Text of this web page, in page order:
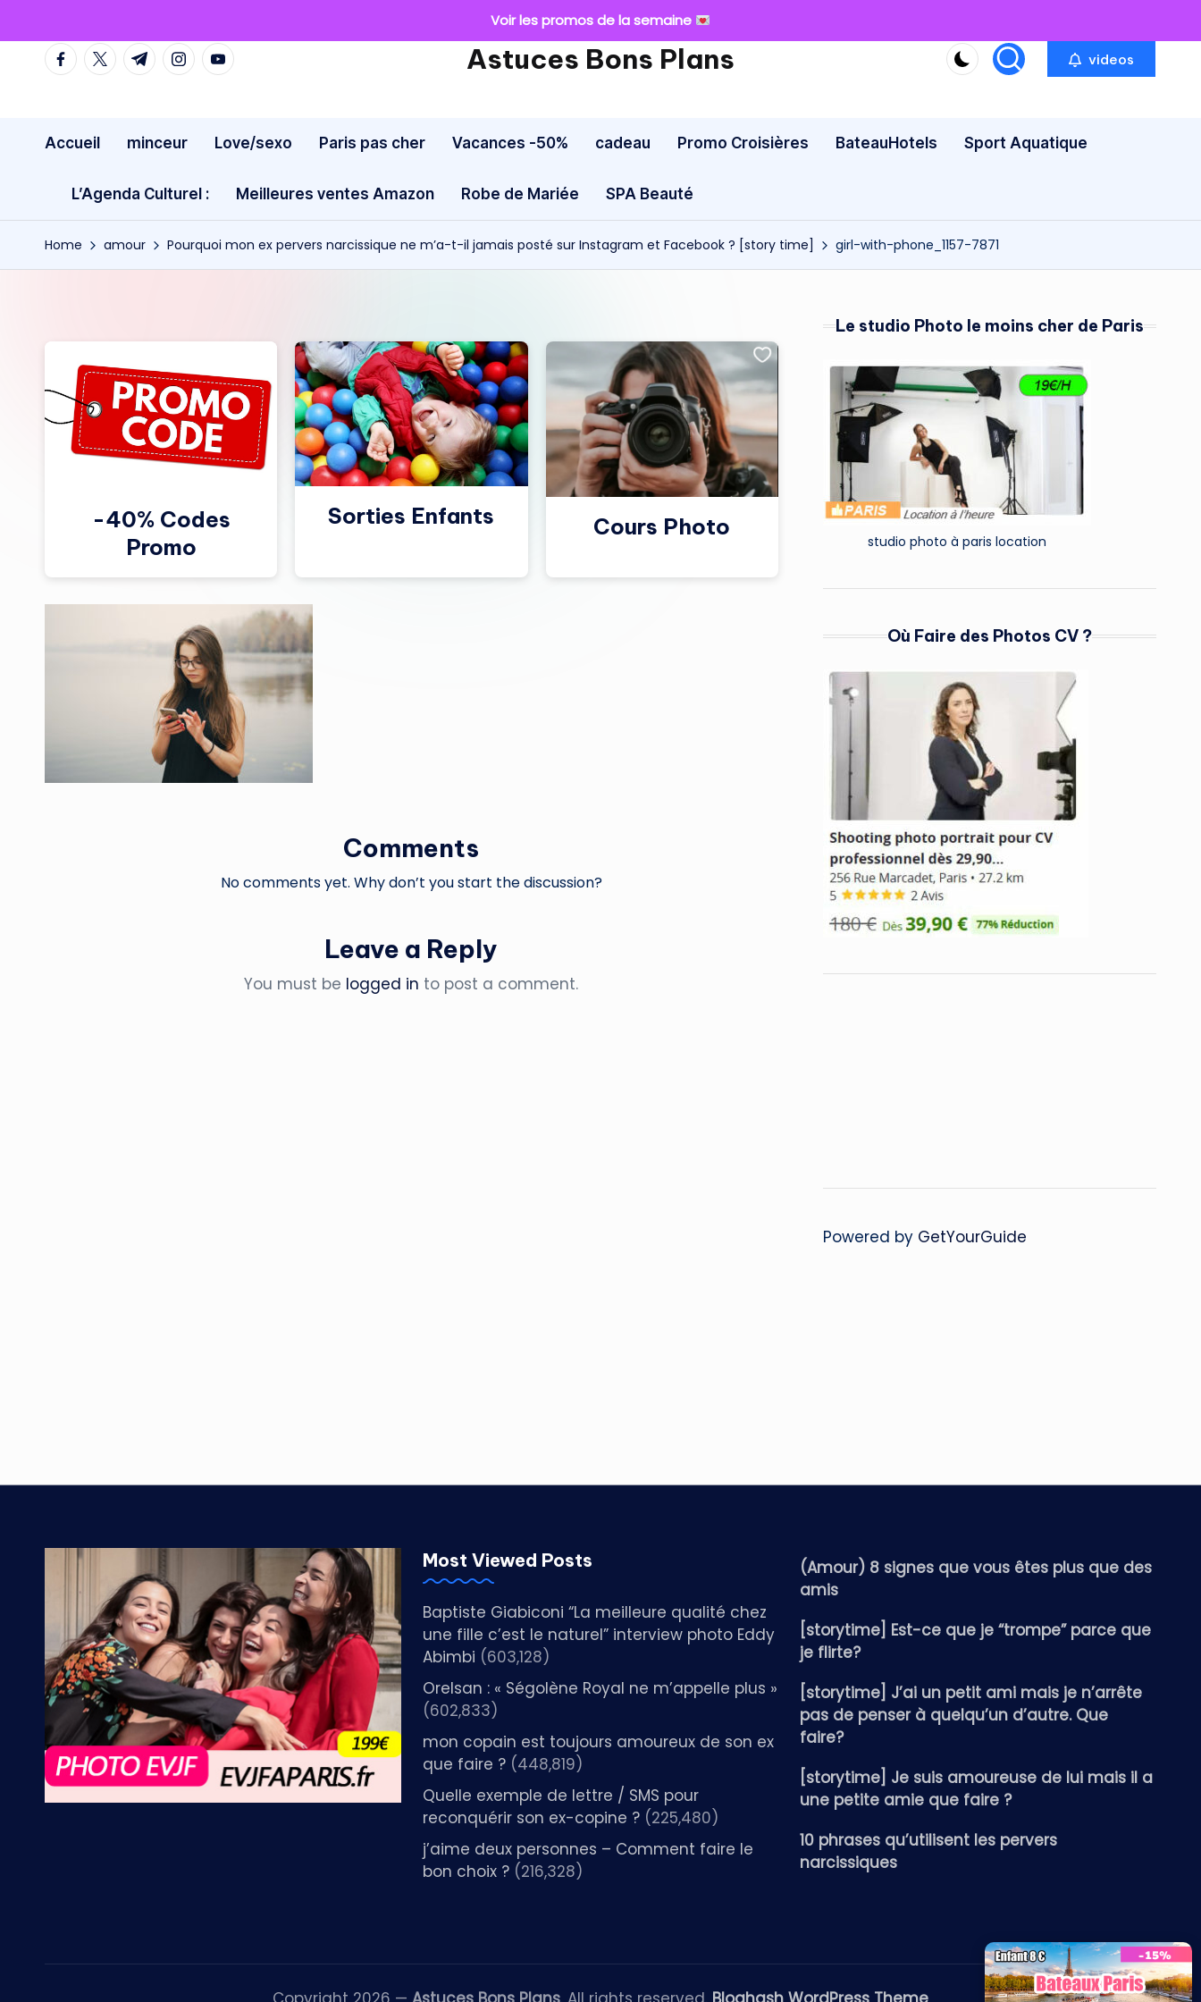
Skip
facebook.com
twitter.com
t.me instagram.com
youtube.com Astuces Bons Plans videos
Accueil minceur Love/sexo Paris pas cher Vacances -50% cadeau Promo Croisières BateauHotels Sport Aquatique
L’Agenda Culturel : Meilleures ventes Amazon Robe de Mariée SPA Beauté
Home amour Pourquoi mon ex pervers narcissique ne m’a-t-il jamais posté sur Instagram et Facebook ? [story time] girl-with-phone_1157-7871
-40% Codes
Promo
Sorties Enfants Cours Photo
Comments
No comments yet. Why don’t you start the discussion?
Leave a Reply
You must be logged in to post a comment.
Le studio Photo le moins cher de Paris
studio photo à paris location
Où Faire des Photos CV ?
Powered by GetYourGuide
Most Viewed Posts
Baptiste Giabiconi “La meilleure qualité chez
une fille c’est le naturel” interview photo Eddy
Abimbi (603,128)
Orelsan : « Ségolène Royal ne m’appelle plus »
(602,833)
mon copain est toujours amoureux de son ex
que faire ? (448,819)
Quelle exemple de lettre / SMS pour
reconquérir son ex-copine ? (225,480)
j’aime deux personnes – Comment faire le
bon choix ? (216,328)
(Amour) 8 signes que vous êtes plus que des
amis
[storytime] Est-ce que je “trompe” parce que
je flirte?
[storytime] J’ai un petit ami mais je n’arrête
pas de penser à quelqu’un d’autre. Que
faire?
[storytime] Je suis amoureuse de lui mais il a
une petite amie que faire ?
10 phrases qu’utilisent les pervers
narcissiques
Voir les promos de la semaine